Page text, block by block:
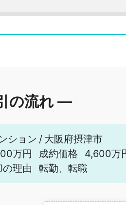
の流れ ―
ション / 大阪府摂津市
万円 成約価格
4,600万
の理由
転勤、転職